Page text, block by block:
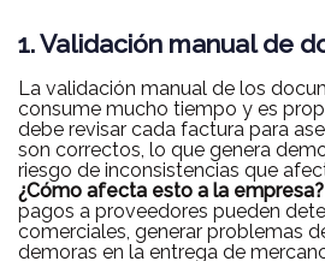
1. Validación manual de
La validación manual de los
consume mucho tiempo y es
debe revisar cada factura para
son correctos, lo que genera
riesgo de inconsistencias que
¿Cómo afecta esto a la empresa?
pagos a proveedores pueden
comerciales generar problemas
demoras en la entrega de